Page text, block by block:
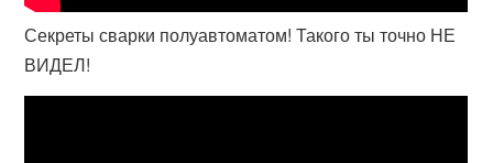
Секреты сварки полуавтоматом! Такого ты точно НЕ
ВИДЕЛ!